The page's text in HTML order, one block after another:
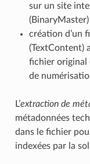
sur un site
(BinaryMaster)
création d’un
(TextContent)
fichier original
de
L’extraction de
métadonnées
dans le fichier
indexées par la